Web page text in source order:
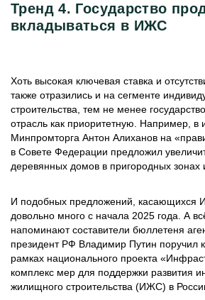
Тренд 4. Государство
вкладываться в ИЖС
Хоть высокая ключевая ставка и
также отразились и на сегменте
строительства, тем не менее
отрасль как приоритетную. Например, в
Минпромторга Антон Алиханов на
в Совете Федерации предложил
деревянных домов в пригородных зонах
И подобных предложений, касающихся
довольно много с начала 2025 года. А
напоминают составители бюллетеня
президент РФ Владимир Путин поручил
рамках национального проекта
комплекс мер для поддержки развития
жилищного строительства (ИЖС) в